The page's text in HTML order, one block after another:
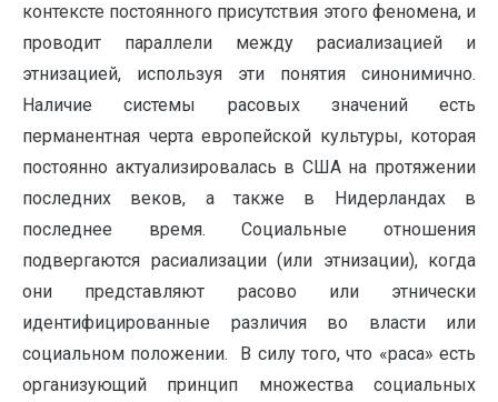
контексте постоянного присутствия этого феномена, и
проводит параллели между расиализацией и
этнизацией, используя эти понятия синонимично.
Наличие системы расовых значений есть
перманентная черта европейской культуры, которая
постоянно актуализировалась в США на протяжении
последних веков, а также в Нидерландах в
последнее время. Социальные отношения
подвергаются расиализации (или этнизации), когда
они представляют расово или этнически
идентифицированные различия во власти или
социальном положении. В силу того, что «раса» есть
организующий принцип множества социальных